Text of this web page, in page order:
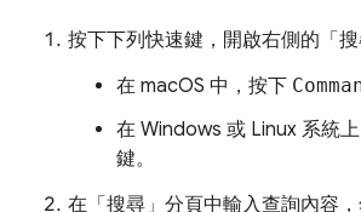
按下下列快速鍵，開啟右側的「搜
在 macOS 中，按下
在 Windows 或 Linux 系統
鍵。
在「搜尋」 分頁中輸入查詢內容